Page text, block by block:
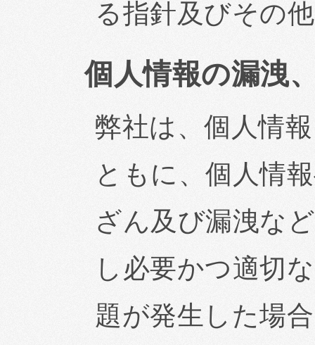
る指針及びその
個人情報の漏洩
弊社は、個人情
ともに、個人情
ざん及び漏洩な
し必要かつ適切
題が発生した場